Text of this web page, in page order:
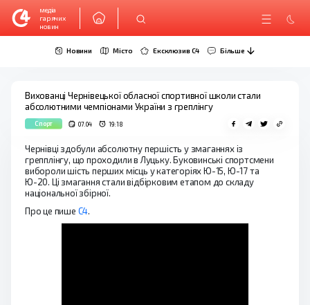
медіа
гарячих
новин
Новини Місто Ексклюзив C4 Більше
Вихованці Чернівецької обласної спортивної школи стали
абсолютними чемпіонами України з греплінгу
Спорт 07.04 19:18
Чернівці здобули абсолютну першість у змаганнях із
грепплінгу, що проходили в Луцьку. Буковинські спортсмени
вибороли шість перших місць у категоріях Ю-15, Ю-17 та
Ю-20. Ці змагання стали відбірковим етапом до складу
національної збірної.
Про це пише С4.